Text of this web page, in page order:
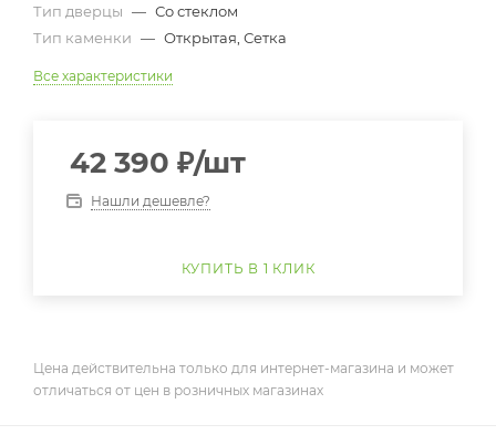
Тип дверцы — Со стеклом
Тип каменки — Открытая, Сетка
Все характеристики
42 390 ₽/шт
Нашли дешевле?
КУПИТЬ В 1 КЛИК
Цена действительна только для интернет-магазина и может
отличаться от цен в розничных магазинах